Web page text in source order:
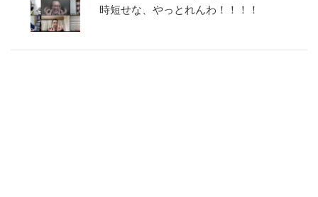
時短せな、やっとれんわ！！！！